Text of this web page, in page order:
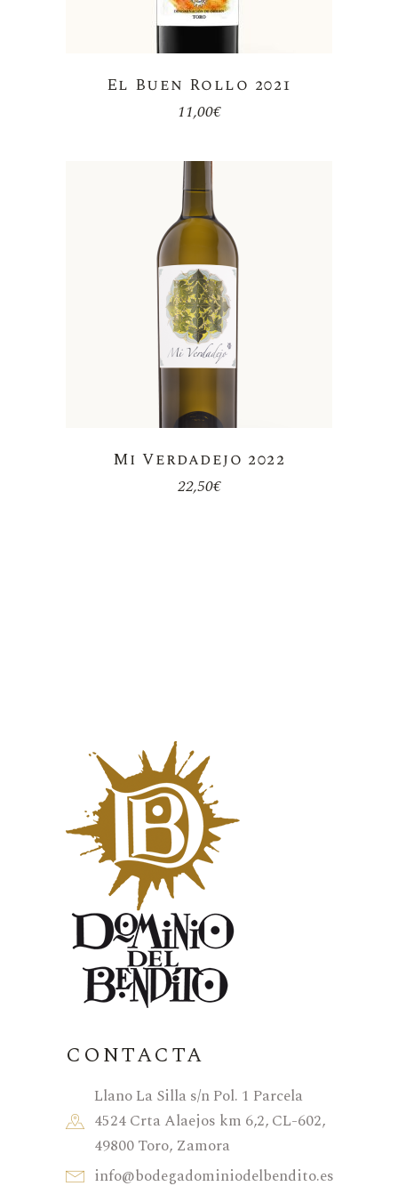
El Buen Rollo 2021
11,00€
Mi Verdadejo 2022
22,50€
CONTACTA
Llano La Silla s/n Pol. 1 Parcela
4524 Crta Alaejos km 6,2, CL-602,
49800 Toro, Zamora
info@bodegadominiodelbendito.es